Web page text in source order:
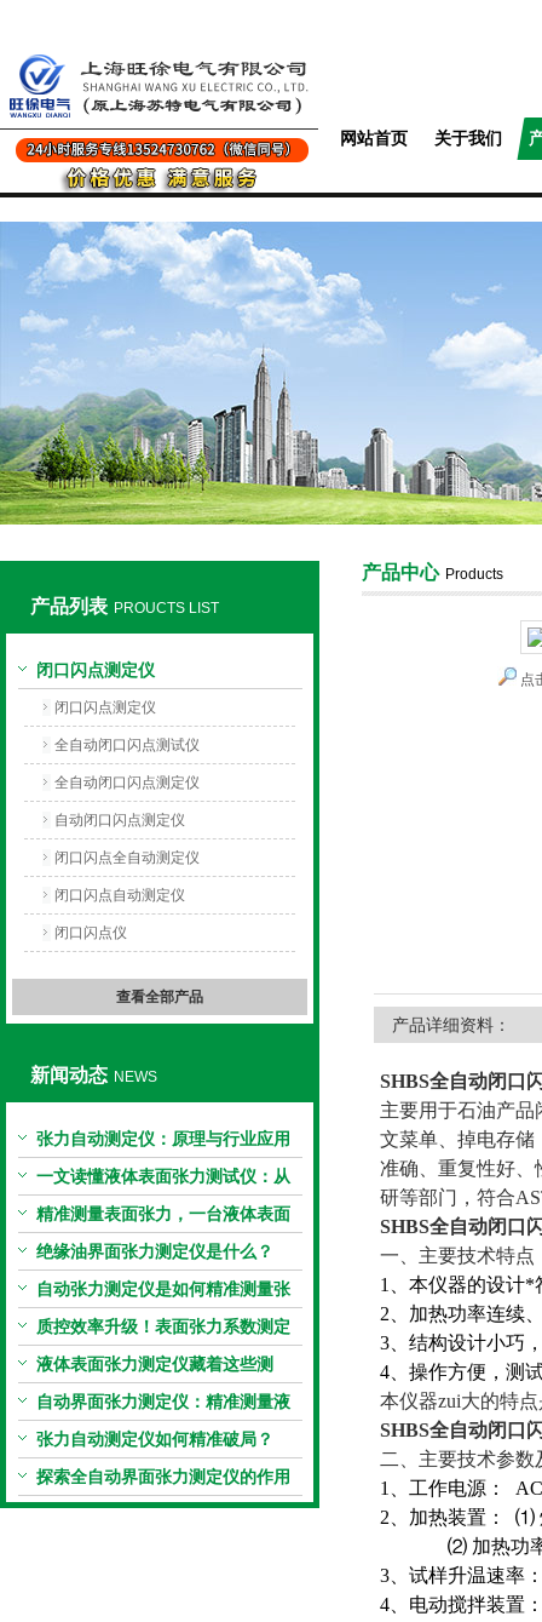
网站首页 关于我们
产品列表 PROUCTS LIST
闭口闪点测定仪
闭口闪点测定仪
全自动闭口闪点测试仪
全自动闭口闪点测定仪
自动闭口闪点测定仪
闭口闪点全自动测定仪
闭口闪点自动测定仪
闭口闪点仪
查看全部产品
新闻动态 NEWS
张力自动测定仪：原理与行业应用
解析
一文读懂液体表面张力测试仪：从
原理到应用全掌握
精准测量表面张力，一台液体表面
张力系数测量仪就够了
绝缘油界面张力测定仪是什么？
自动张力测定仪是如何精准测量张
力的？
质控效率升级！表面张力系数测定
仪真香警告
液体表面张力测定仪藏着这些测
定“小窍门”
自动界面张力测定仪：精准测量液
体界面张力的关键设备
张力自动测定仪如何精准破局？
探索全自动界面张力测定仪的作用
产品中心 Products
点
产品详细资料：
SHBS全自动闭口
主要用于石油产
文菜单、掉电存储
准确、重复性好、
研等部门，符合
SHBS全自动闭口
一、主要技术特点
1、本仪器的设计*
2、加热功率连续
3、结构设计小巧
4、操作方便，测
本仪器zui大的特
SHBS全自动闭口
二、主要技术参数
1、工作电源：
2、加热装置： ⑴
⑵ 加热功率从
3、试样升温速率
4、电动搅拌装置